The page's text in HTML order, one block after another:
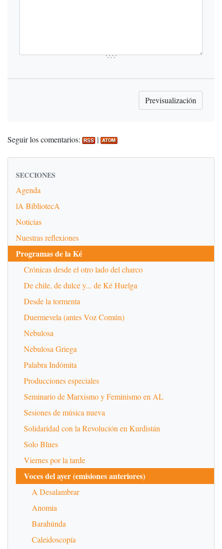
Seguir los comentarios: |
SECCIONES
Agenda
lA BibliotecA
Noticias
Nuestras reflexiones
Programas de la Ké
Crónicas desde el otro lado del charco
De chile, de dulce y... de Ké Huelga
Desde la tormenta
Duermevela (antes Voz Común)
Nebulosa
Nebulosa Griega
Palabra Indómita
Producciones especiales
Seminario de Marxismo y Feminismo en AL
Sesiones de música nueva
Solidaridad con la Revolución en Kurdistán
Solo Blues
Viernes por la tarde
Voces del ayer (emisiones anteriores)
A Desalambrar
Anomia
Barahúnda
Caleidoscopía